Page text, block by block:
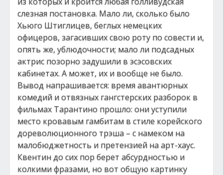
слезная постановка. Мало ли, сколько было
Хьюго Штиглицев, беглых немецких
офицеров, загасивших свою роту по совести и,
опять же, ублюдочности; мало ли подсадных
актрис позорно задушили в эсэсовских
кабинетах. А может, их и вообще не было.
Вывод напрашивается: время авантюрных
комедий и отвязных гангстерских разборок в
фильмах Тарантино прошло: они уступили
место кровавым гамбитам в стиле корейского
дореволюционного трэша – с намеком на
малобюджетность и претензией на арт-хаус.
Квентин до сих пор берет абсурдностью и
колкими фразами, но вот общую картинку